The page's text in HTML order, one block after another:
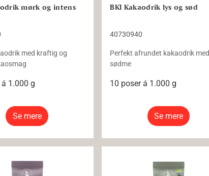
mørk og intens
med kraftig og
1.000 g
Se mere
BKI Kakaodrik lys og sød
40730940
Perfekt afrundet kakaodrik
sødme
10 poser á 1.000 g
Se mere
mørk og cremet 16,5% BKI Kakaodrik Lys og Sød